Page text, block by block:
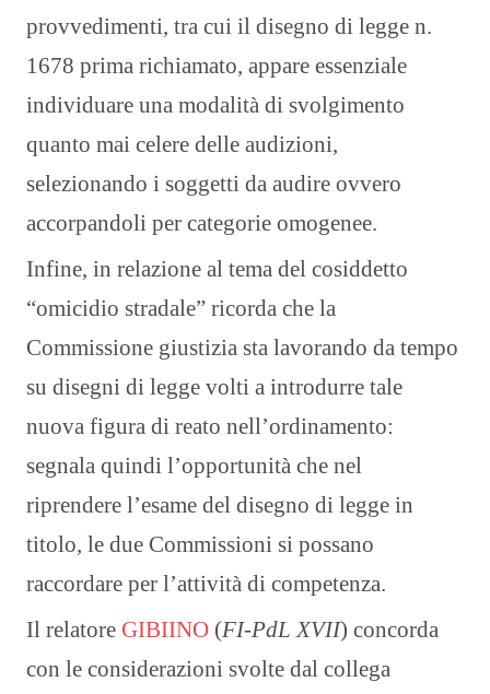
provvedimenti, tra cui il disegno di legge n.
1678 prima richiamato, appare essenziale
individuare una modalità di svolgimento
quanto mai celere delle audizioni,
selezionando i soggetti da audire ovvero
accorpandoli per categorie omogenee.
Infine, in relazione al tema del cosiddetto
“omicidio stradale” ricorda che la
Commissione giustizia sta lavorando da tempo
su disegni di legge volti a introdurre tale
nuova figura di reato nell’ordinamento:
segnala quindi l’opportunità che nel
riprendere l’esame del disegno di legge in
titolo, le due Commissioni si possano
raccordare per l’attività di competenza.
Il relatore GIBIINO (FI-PdL XVII) concorda
con le considerazioni svolte dal collega